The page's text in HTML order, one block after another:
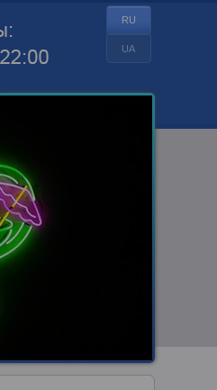
RU
UA